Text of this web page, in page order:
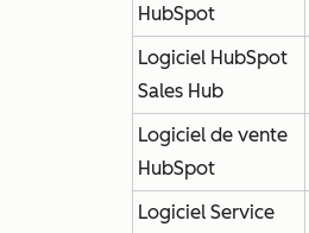
HubSpot
Logiciel HubSpot
Sales Hub
Logiciel de vente
HubSpot
Logiciel Service